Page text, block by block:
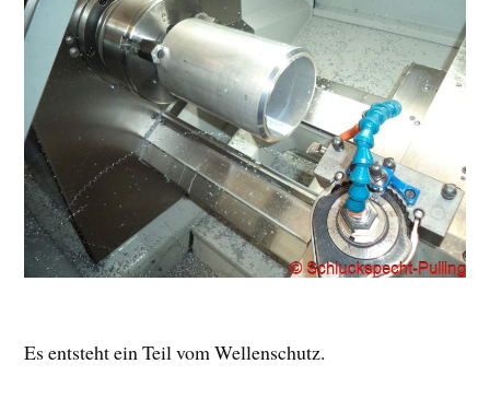
Es entsteht ein Teil vom Wellenschutz.